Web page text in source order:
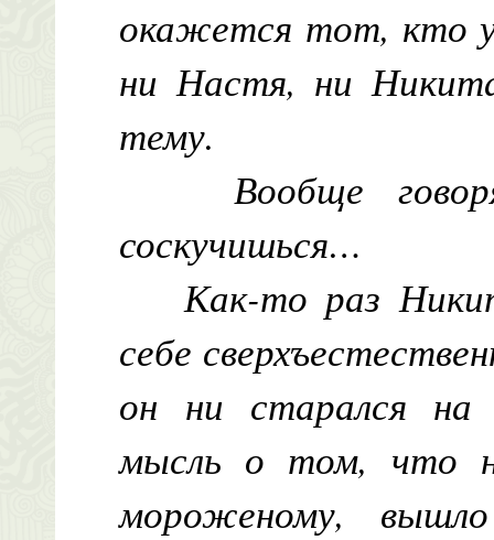
окажется тот, кто
ни Настя, ни
тему.
Вообще
соскучишься…
Как-то раз
себе
он ни старался на
мысль о том, что
мороженому,